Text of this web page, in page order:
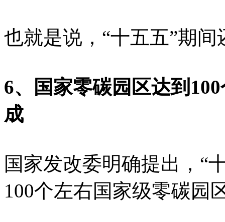
也就是说，“十五五”期
6、国家零碳园区达到
成
国家发改委明确提出，“
100个左右国家级零碳园